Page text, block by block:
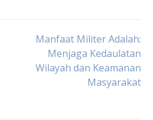
Manfaat Militer Adalah:
Menjaga Kedaulatan
Wilayah dan Keamanan
Masyarakat